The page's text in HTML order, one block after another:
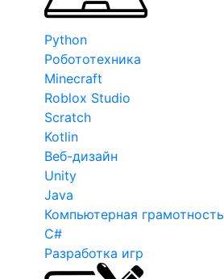
Python
Робототехника
Minecraft
Roblox Studio
Scratch
Kotlin
Веб-дизайн
Unity
Java
Компьютерная грамотность
C#
Разработка игр